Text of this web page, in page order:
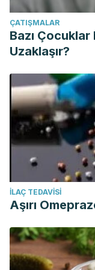
ÇATIŞMALAR
Bazı
Uzaklaşır?
İLAÇ TEDAVISI
Aşırı